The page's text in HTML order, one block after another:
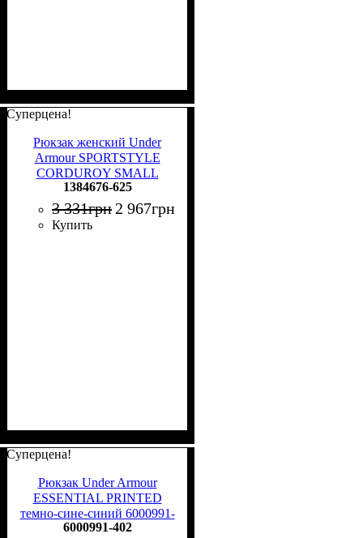
Суперцена!
Рюкзак женский Under
Armour SPORTSTYLE
CORDUROY SMALL
BACKPACK бордовый
1384676-625
1384676-625
3 331грн 2 967грн
Купить
Суперцена!
Рюкзак Under Armour
ESSENTIAL PRINTED
темно-сине-синий 6000991-
402
6000991-402